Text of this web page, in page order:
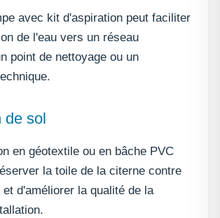
avec kit d'aspiration peut faciliter
de l'eau vers un réseau
point de nettoyage ou un
sol
en géotextile ou en bâche PVC
la toile de la citerne contre
et d'améliorer la qualité de la